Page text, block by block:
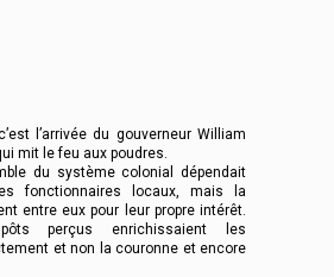
l’arrivée du gouverneur William
mit le feu aux poudres.
du système colonial dépendait
fonctionnaires locaux, mais la
entre eux pour leur propre intérêt.
perçus enrichissaient les
et non la couronne et encore